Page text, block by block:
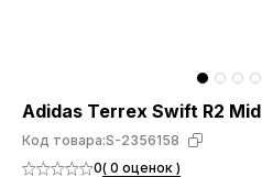
Adidas Terrex Swift R2
Код товара:S-2356158
0( 0 оценок )